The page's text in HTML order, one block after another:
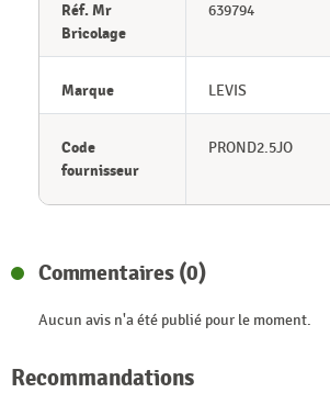
Réf. Mr
Bricolage
639794
Marque LEVIS
Code
fournisseur
PROND2.5JO
Commentaires (0)
Aucun avis n'a été publié pour le moment.
Recommandations